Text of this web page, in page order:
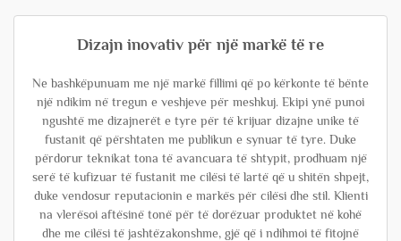
Dizajn inovativ për një markë të re
Ne bashkëpunuam me një markë fillimi që po kërkonte të bënte
një ndikim në tregun e veshjeve për meshkuj. Ekipi ynë punoi
ngushtë me dizajnerët e tyre për të krijuar dizajne unike të
fustanit që përshtaten me publikun e synuar të tyre. Duke
përdorur teknikat tona të avancuara të shtypit, prodhuam një
serë të kufizuar të fustanit me cilësi të lartë që u shitën shpejt,
duke vendosur reputacionin e markës për cilësi dhe stil. Klienti
na vlerësoi aftësinë tonë për të dorëzuar produktet në kohë
dhe me cilësi të jashtëzakonshme, gjë që i ndihmoi të fitojnë